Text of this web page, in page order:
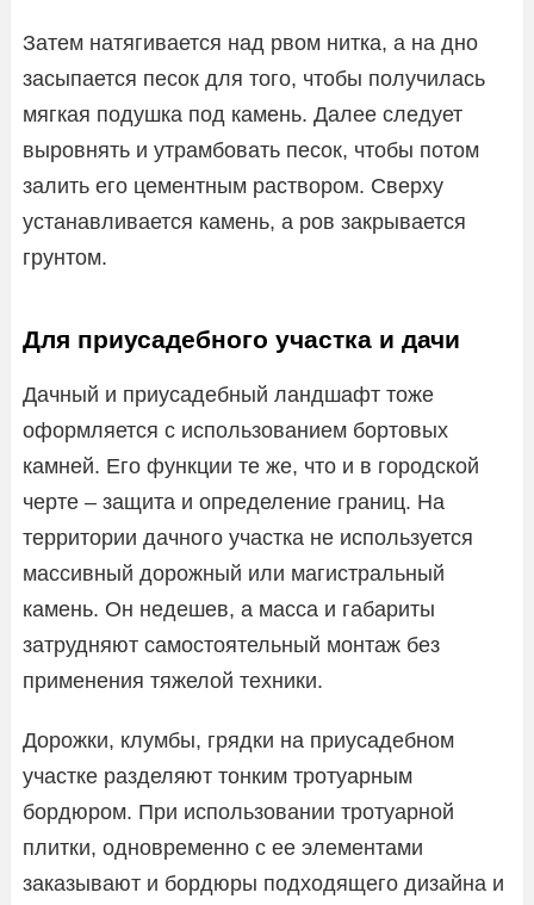
Затем натягивается над рвом нитка, а на дно
засыпается песок для того, чтобы получилась
мягкая подушка под камень. Далее следует
выровнять и утрамбовать песок, чтобы потом
залить его цементным раствором. Сверху
устанавливается камень, а ров закрывается
грунтом.
Для приусадебного участка и дачи
Дачный и приусадебный ландшафт тоже
оформляется с использованием бортовых
камней. Его функции те же, что и в городской
черте – защита и определение границ. На
территории дачного участка не используется
массивный дорожный или магистральный
камень. Он недешев, а масса и габариты
затрудняют самостоятельный монтаж без
применения тяжелой техники.
Дорожки, клумбы, грядки на приусадебном
участке разделяют тонким тротуарным
бордюром. При использовании тротуарной
плитки, одновременно с ее элементами
заказывают и бордюры подходящего дизайна и